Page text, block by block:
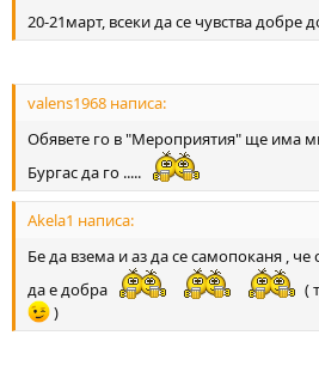
20-21март, всеки да се чувства добре
valens1968 написа:
Обявете го в "Мероприятия" ще има
Бургас да го .....
Akela1 написа:
Бе да взема и аз да се самопоканя , че
да е добра
(
)